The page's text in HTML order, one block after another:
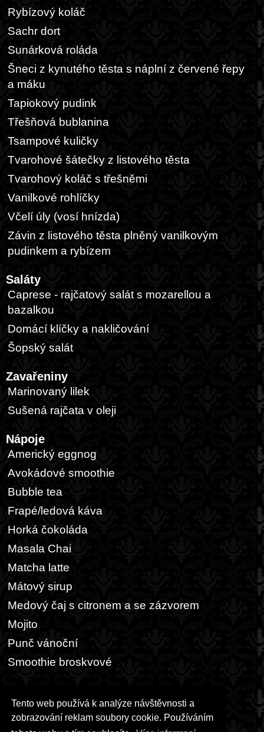
Tento web používá k analýze návštěvnosti a
zobrazování reklam soubory cookie. Používáním
Rybízový koláč
Sachr dort
Sunárková roláda
Šneci z kynutého těsta s náplní z červené řepy
a máku
Tapiokový pudink
Třešňová bublanina
Tsampové kuličky
Tvarohové šátečky z listového těsta
Tvarohový koláč s třešněmi
Vanilkové rohlíčky
Včelí úly (vosí hnízda)
Závin z listového těsta plněný vanilkovým
pudinkem a rybízem
Saláty
Caprese - rajčatový salát s mozarellou a
bazalkou
Domácí klíčky a nakličování
Šopský salát
Zavařeniny
Marinovaný lilek
Sušená rajčata v oleji
Nápoje
Americký eggnog
Avokádové smoothie
Bubble tea
Frapé/ledová káva
Horká čokoláda
Masala Chai
Matcha latte
Mátový sirup
Medový čaj s citronem a se zázvorem
Mojito
Punč vánoční
Smoothie broskvové
Kaše a müsli
Pšenično-žitný chleba